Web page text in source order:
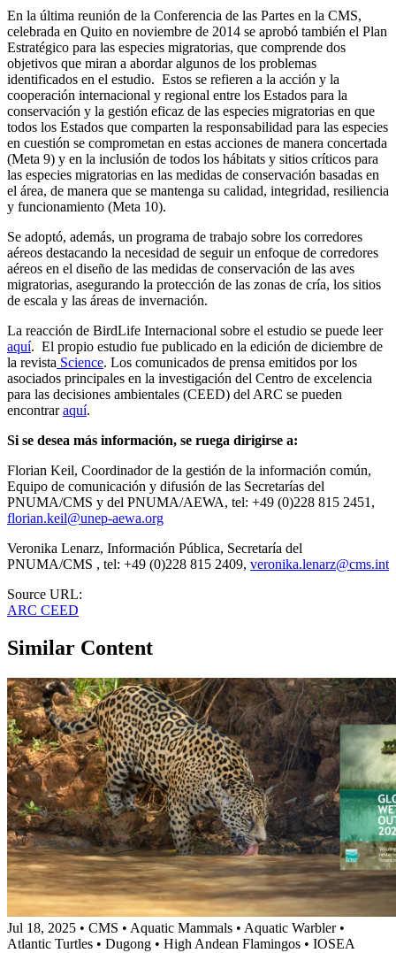
En la última reunión de la Conferencia de las Partes en la CMS,
celebrada en Quito en noviembre de 2014 se aprobó también el Plan
Estratégico para las especies migratorias, que comprende dos
objetivos que miran a abordar algunos de los problemas
identificados en el estudio. Estos se refieren a la acción y la
cooperación internacional y regional entre los Estados para la
conservación y la gestión eficaz de las especies migratorias en que
todos los Estados que comparten la responsabilidad para las especies
en cuestión se comprometan en estas acciones de manera concertada
(Meta 9) y en la inclusión de todos los hábitats y sitios críticos para
las especies migratorias en las medidas de conservación basadas en
el área, de manera que se mantenga su calidad, integridad, resiliencia
y funcionamiento (Meta 10).
Se adoptó, además, un programa de trabajo sobre los corredores
aéreos destacando la necesidad de seguir un enfoque de corredores
aéreos en el diseño de las medidas de conservación de las aves
migratorias, asegurando la protección de las zonas de cría, los sitios
de escala y las áreas de invernación.
La reacción de BirdLife Internacional sobre el estudio se puede leer
aquí. El propio estudio fue publicado en la edición de diciembre de
la revista Science. Los comunicados de prensa emitidos por los
asociados principales en la investigación del Centro de excelencia
para las decisiones ambientales (CEED) del ARC se pueden
encontraraquí.
Si se desea más información, se ruega dirigirse a:
Florian Keil, Coordinador de la gestión de la información común,
Equipo de comunicación y difusión de las Secretarías del
PNUMA/CMS y del PNUMA/AEWA, tel: +49 (0)228 815 2451,
florian.keil@unep-aewa.org
Veronika Lenarz, Información Pública, Secretaría del
PNUMA/CMS , tel: +49 (0)228 815 2409, veronika.lenarz@cms.int
Source URL:
ARC CEED
Similar Content
Jul 18, 2025 • CMS • Aquatic Mammals • Aquatic Warbler•
Atlantic Turtles • Dugong • High Andean Flamingos • IOSEA